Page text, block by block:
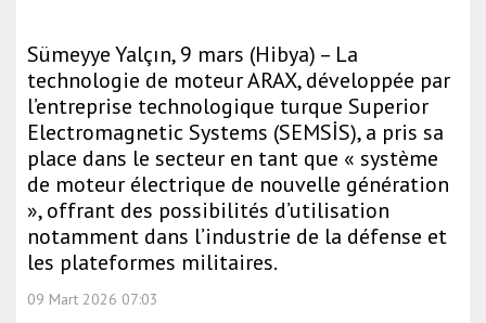
Sümeyye Yalçın, 9 mars (Hibya) – La
technologie de moteur ARAX, développée par
l’entreprise technologique turque Superior
Electromagnetic Systems (SEMSİS), a pris sa
place dans le secteur en tant que « système
de moteur électrique de nouvelle génération
», offrant des possibilités d’utilisation
notamment dans l’industrie de la défense et
les plateformes militaires.
09 Mart 2026 07:03